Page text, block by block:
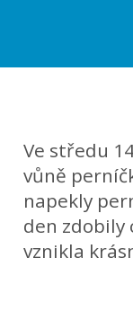
Ve středu
vůně
napekly
den zdobily
vznikla